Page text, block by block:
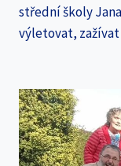
střední školy
výletovat,